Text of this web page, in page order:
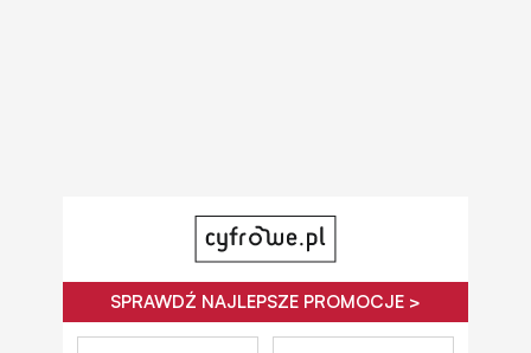
SPRAWDŹ NAJLEPSZE PROMOCJE >